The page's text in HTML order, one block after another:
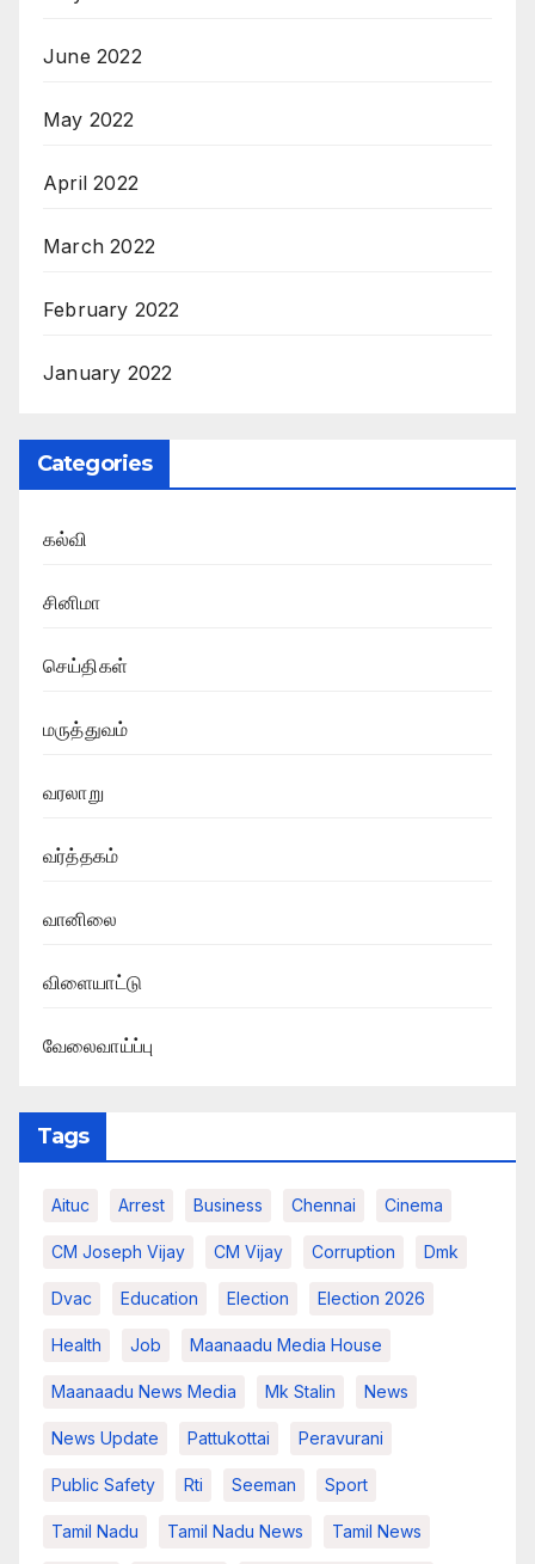
June 2022
May 2022
April 2022
March 2022
February 2022
January 2022
Categories
கல்வி
சினிமா
செய்திகள்
மருத்துவம்
வரலாறு
வர்த்தகம்
வானிலை
விளையாட்டு
வேலைவாய்ப்பு
Tags
Aituc Arrest Business Chennai Cinema
CM Joseph Vijay CM Vijay Corruption Dmk
Dvac Education Election Election 2026
Health Job Maanaadu Media House
Maanaadu News Media Mk Stalin News
News Update Pattukottai Peravurani
Public Safety Rti Seeman Sport
Tamil Nadu Tamil Nadu News Tamil News